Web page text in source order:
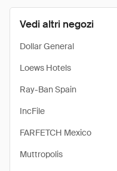
Vedi altri negozi
Dollar General
Loews Hotels
Ray-Ban Spain
IncFile
FARFETCH Mexico
Muttropolis